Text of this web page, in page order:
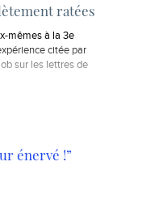
ratées
mêmes à la 3e
citée par
sur les lettres de
énervé !”